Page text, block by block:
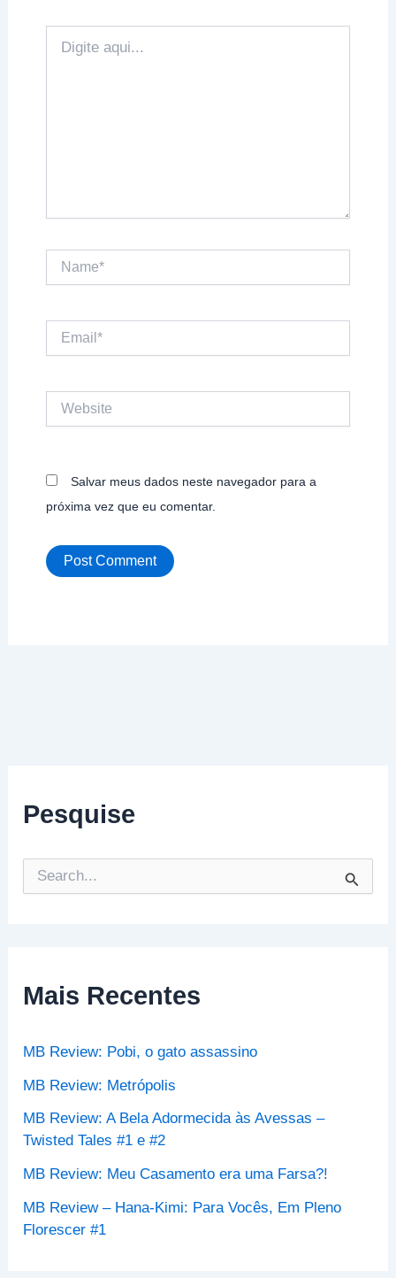
Pesquise
e
s
a
o
:
Mais Recentes
MB Review: Pobi, o gato assassino
MB Review: Metrópolis
MB Review: A Bela Adormecida às Avessas –
Twisted Tales #1 e #2
MB Review: Meu Casamento era uma Farsa?!
MB Review – Hana-Kimi: Para Vocês, Em Pleno
Florescer #1
aqui...
Salvar meus dados neste navegador para a
próxima vez que eu comentar.